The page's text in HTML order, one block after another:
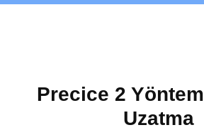
Precice 2
Uzatma